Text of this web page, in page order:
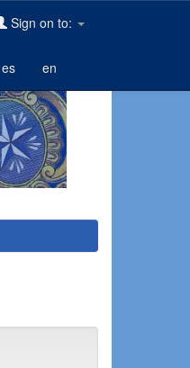
Sign on to:
es en